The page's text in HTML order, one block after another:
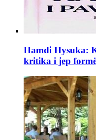
Hamdi Hysuka:
kritika i jep